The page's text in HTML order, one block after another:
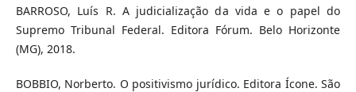
BARROSO, Luís R. A judicialização da vida e o papel do
Supremo Tribunal Federal. Editora Fórum. Belo Horizonte
(MG), 2018.
BOBBIO, Norberto. O positivismo jurídico. Editora Ícone. São